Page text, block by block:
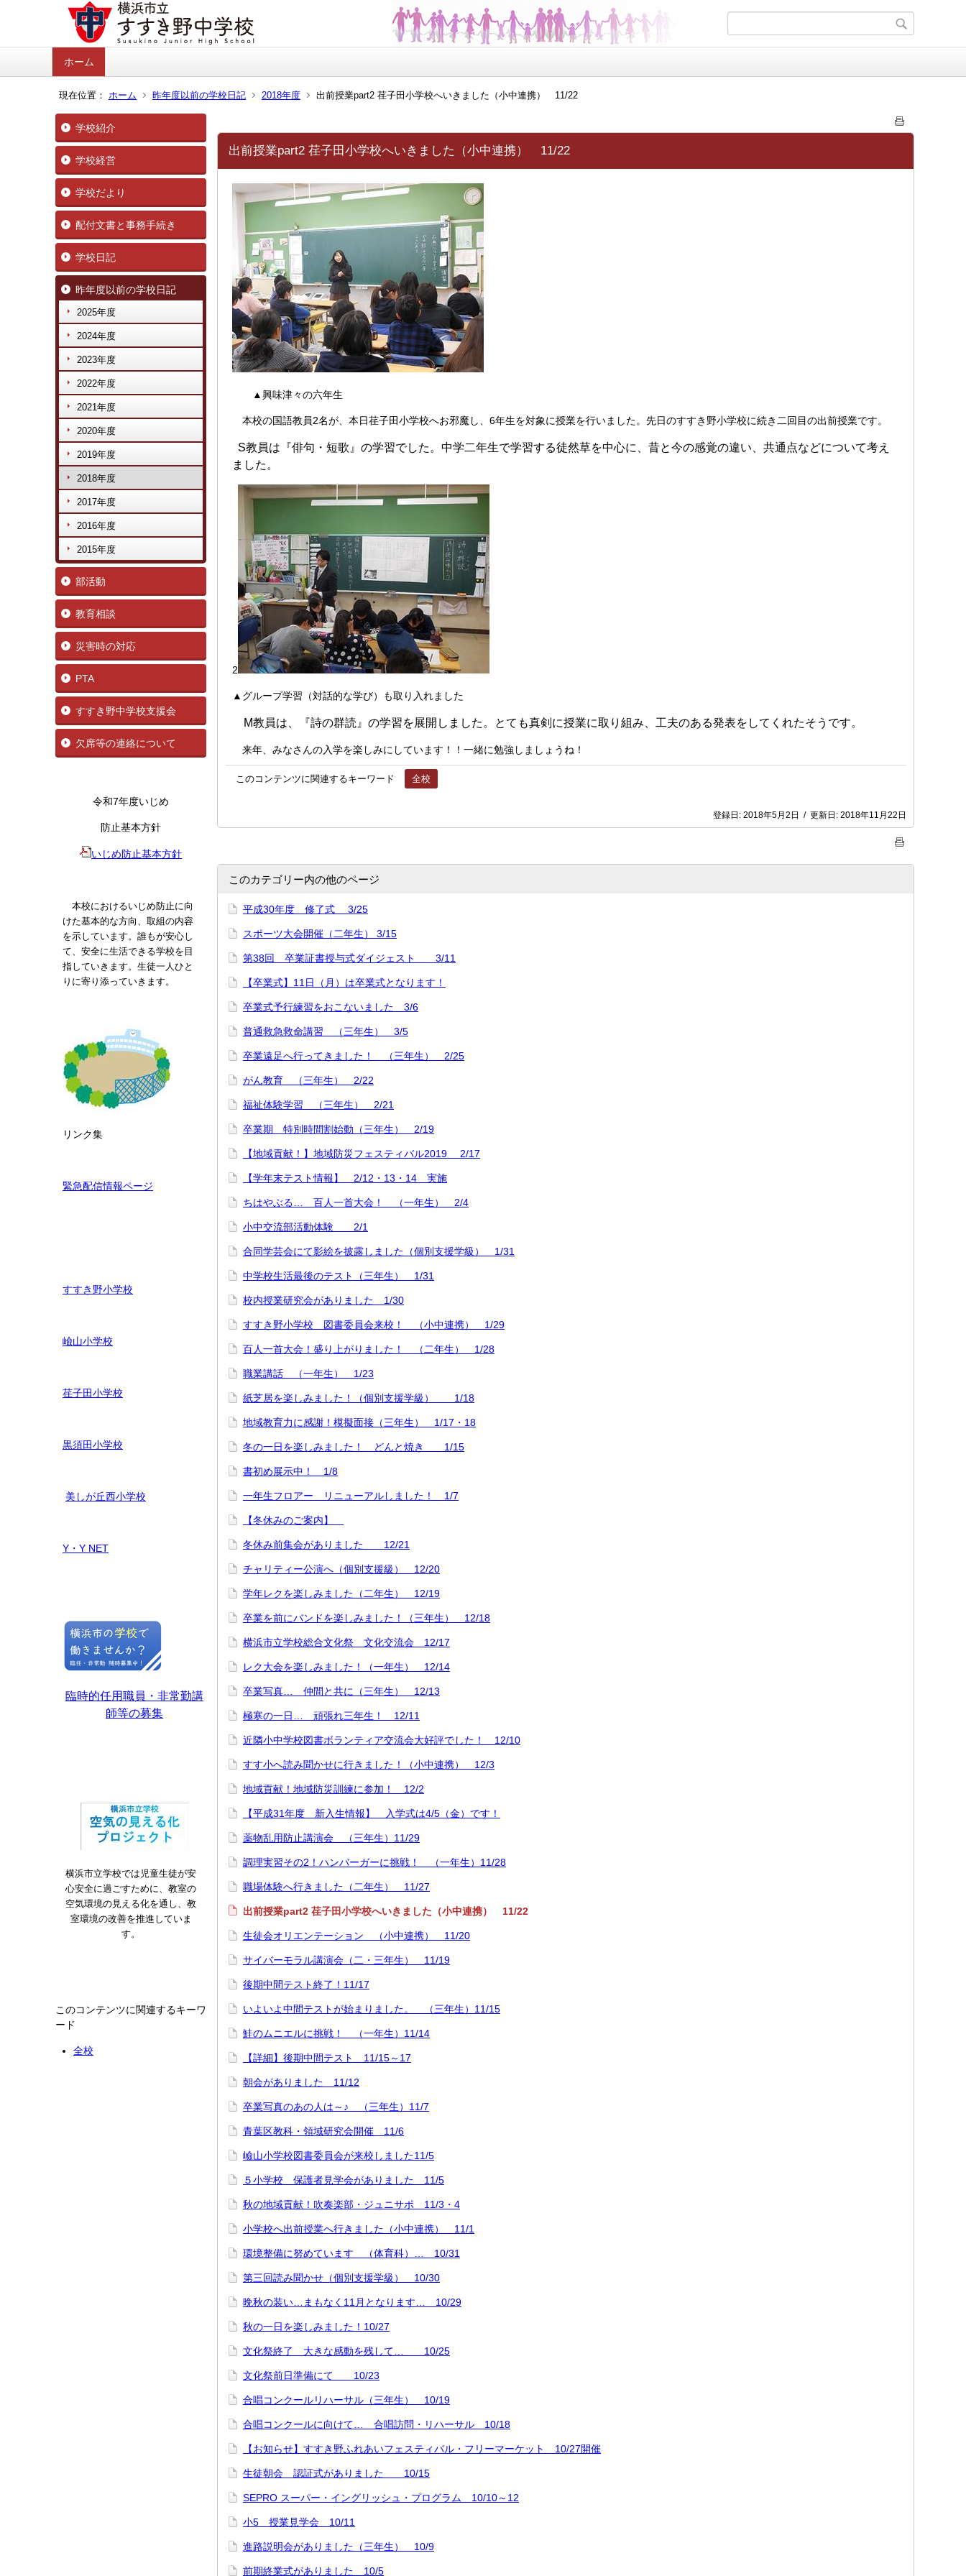
ホーム
現在位置： ホーム 昨年度以前の学校日記 2018年度 出前授業part2 荏子田小学校へいきました（小中連携） 11/22
学校紹介
学校経営
学校だより
配付文書と事務手続き
学校日記
昨年度以前の学校日記
2025年度
2024年度
2023年度
2022年度
2021年度
2020年度
2019年度
2018年度
2017年度
2016年度
2015年度
部活動
教育相談
災害時の対応
PTA
すすき野中学校支援会
欠席等の連絡について
令和7年度いじめ
防止基本方針
いじめ防止基本方針
本校におけるいじめ防止に向
けた基本的な方向、取組の内容
を示しています。誰もが安心し
て、安全に生活できる学校を目
指していきます。生徒一人ひと
りに寄り添っていきます。
リンク集
緊急配信情報ページ
すすき野小学校
嶮山小学校
荏子田小学校
黒須田小学校
美しが丘西小学校
Y・Y NET
臨時的任用職員・非常勤講
師等の募集
横浜市立学校では児童生徒が安
心安全に過ごすために、教室の
空気環境の見える化を通し、教
室環境の改善を推進していま
す。
このコンテンツに関連するキーワ
ード
全校
出前授業part2 荏子田小学校へいきました（小中連携） 11/22
▲興味津々の六年生
本校の国語教員2名が、本日荏子田小学校へお邪魔し、6年生を対象に授業を行いました。先日のすすき野小学校に続き二回目の出前授業です。
S教員は『俳句・短歌』の学習でした。中学二年生で学習する徒然草を中心に、昔と今の感覚の違い、共通点などについて考え
ました。
2
▲グループ学習（対話的な学び）も取り入れました
M教員は、『詩の群読』の学習を展開しました。とても真剣に授業に取り組み、工夫のある発表をしてくれたそうです。
来年、みなさんの入学を楽しみにしています！！一緒に勉強しましょうね！
このコンテンツに関連するキーワード 全校
登録日: 2018年5月2日 / 更新日: 2018年11月22日
このカテゴリー内の他のページ
平成30年度 修了式 3/25
スポーツ大会開催（二年生） 3/15
第38回 卒業証書授与式ダイジェスト 3/11
【卒業式】11日（月）は卒業式となります！
卒業式予行練習をおこないました 3/6
普通救急救命講習 （三年生） 3/5
卒業遠足へ行ってきました！ （三年生） 2/25
がん教育 （三年生） 2/22
福祉体験学習 （三年生） 2/21
卒業期 特別時間割始動（三年生） 2/19
【地域貢献！】地域防災フェスティバル2019 2/17
【学年末テスト情報】 2/12・13・14 実施
ちはやぶる… 百人一首大会！ （一年生） 2/4
小中交流部活動体験 2/1
合同学芸会にて影絵を披露しました（個別支援学級） 1/31
中学校生活最後のテスト（三年生） 1/31
校内授業研究会がありました 1/30
すすき野小学校 図書委員会来校！ （小中連携） 1/29
百人一首大会！盛り上がりました！ （二年生） 1/28
職業講話 （一年生） 1/23
紙芝居を楽しみました！（個別支援学級） 1/18
地域教育力に感謝！模擬面接（三年生） 1/17・18
冬の一日を楽しみました！ どんと焼き 1/15
書初め展示中！ 1/8
一年生フロアー リニューアルしました！ 1/7
【冬休みのご案内】
冬休み前集会がありました 12/21
チャリティー公演へ（個別支援級） 12/20
学年レクを楽しみました（二年生） 12/19
卒業を前にバンドを楽しみました！（三年生） 12/18
横浜市立学校総合文化祭 文化交流会 12/17
レク大会を楽しみました！（一年生） 12/14
卒業写真… 仲間と共に（三年生） 12/13
極寒の一日… 頑張れ三年生！ 12/11
近隣小中学校図書ボランティア交流会大好評でした！ 12/10
すす小へ読み聞かせに行きました！（小中連携） 12/3
地域貢献！地域防災訓練に参加！ 12/2
【平成31年度 新入生情報】 入学式は4/5（金）です！
薬物乱用防止講演会 （三年生）11/29
調理実習その2！ハンバーガーに挑戦！ （一年生）11/28
職場体験へ行きました（二年生） 11/27
出前授業part2 荏子田小学校へいきました（小中連携） 11/22
生徒会オリエンテーション （小中連携） 11/20
サイバーモラル講演会（二・三年生） 11/19
後期中間テスト終了！11/17
いよいよ中間テストが始まりました。 （三年生）11/15
鮭のムニエルに挑戦！ （一年生）11/14
【詳細】後期中間テスト 11/15～17
朝会がありました 11/12
卒業写真のあの人は～♪ （三年生）11/7
青葉区教科・領域研究会開催 11/6
嶮山小学校図書委員会が来校しました11/5
５小学校 保護者見学会がありました 11/5
秋の地域貢献！吹奏楽部・ジュニサポ 11/3・4
小学校へ出前授業へ行きました（小中連携） 11/1
環境整備に努めています （体育科）… 10/31
第三回読み聞かせ（個別支援学級） 10/30
晩秋の装い…まもなく11月となります… 10/29
秋の一日を楽しみました！10/27
文化祭終了 大きな感動を残して… 10/25
文化祭前日準備にて 10/23
合唱コンクールリハーサル（三年生） 10/19
合唱コンクールに向けて… 合唱訪問・リハーサル 10/18
【お知らせ】すすき野ふれあいフェスティバル・フリーマーケット 10/27開催
生徒朝会 認証式がありました 10/15
SEPRO スーパー・イングリッシュ・プログラム 10/10～12
小5 授業見学会 10/11
進路説明会がありました（三年生） 10/9
前期終業式がありました 10/5